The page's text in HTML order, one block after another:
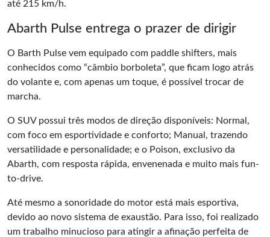
até 215 km/h.
Abarth Pulse entrega o prazer de dirigir
O Barth Pulse vem equipado com paddle shifters, mais
conhecidos como “câmbio borboleta”, que ficam logo atrás
do volante e, com apenas um toque, é possível trocar de
marcha.
O SUV possui três modos de direção disponíveis: Normal,
com foco em esportividade e conforto; Manual, trazendo
versatilidade e personalidade; e o Poison, exclusivo da
Abarth, com resposta rápida, envenenada e muito mais fun-
to-drive.
Até mesmo a sonoridade do motor está mais esportiva,
devido ao novo sistema de exaustão. Para isso, foi realizado
um trabalho minucioso para atingir a afinação perfeita de